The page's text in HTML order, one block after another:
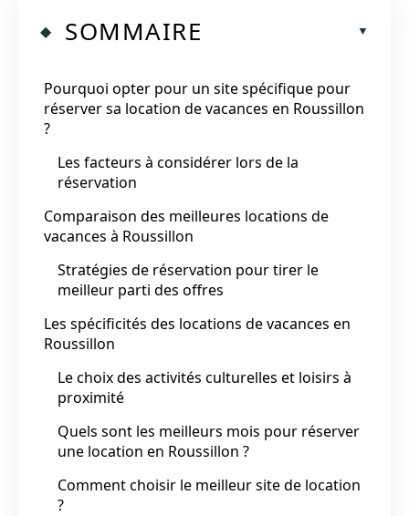
SOMMAIRE
Pourquoi opter pour un site spécifique pour
réserver sa location de vacances en Roussillon
?
Les facteurs à considérer lors de la
réservation
Comparaison des meilleures locations de
vacances à Roussillon
Stratégies de réservation pour tirer le
meilleur parti des offres
Les spécificités des locations de vacances en
Roussillon
Le choix des activités culturelles et loisirs à
proximité
Quels sont les meilleurs mois pour réserver
une location en Roussillon ?
Comment choisir le meilleur site de location
?